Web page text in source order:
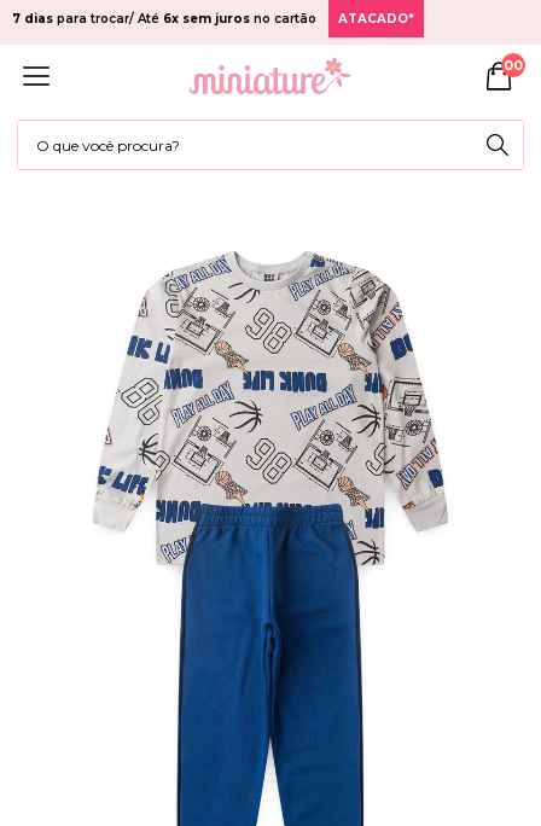
7 dias para trocar/ Até 6x sem juros no cartão ATACADO*
00